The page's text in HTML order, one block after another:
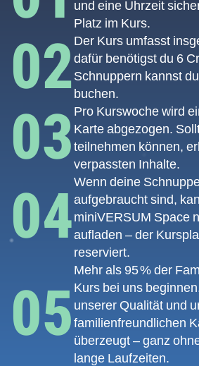
und eine Uhrzeit
Platz im Kurs.
02Der Kurs umfasst
dafür benötigst du 6
Schnuppern kannst
buchen.
03 Pro Kurswoche wird
Karte abgezogen.
teilnehmen können,
verpassten Inhalte.
04Wenn deine
aufgebraucht sind,
miniVERSUM Space
aufladen – der
reserviert.
05
Mehr als 95 % der
Kurs bei uns
unserer Qualität und
familienfreundlichen
überzeugt – ganz
lange Laufzeiten.